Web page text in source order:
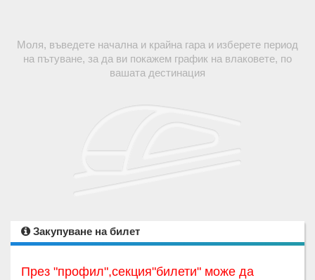
Моля, въведете начална и крайна гара и изберете период
на пътуване, за да ви покажем график на влаковете, по
вашата дестинация
Закупуване на билет
През "профил",секция"билети" може да